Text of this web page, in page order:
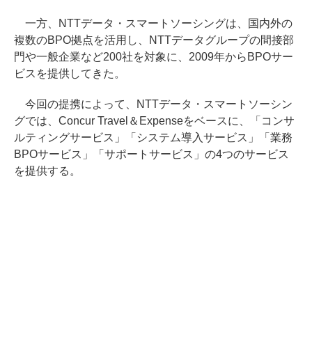
一方、NTTデータ・スマートソーシングは、国内外の
複数のBPO拠点を活用し、NTTデータグループの間接部
門や一般企業など200社を対象に、2009年からBPOサー
ビスを提供してきた。
今回の提携によって、NTTデータ・スマートソーシン
グでは、Concur Travel＆Expenseをベースに、「コンサ
ルティングサービス」「システム導入サービス」「業務
BPOサービス」「サポートサービス」の4つのサービス
を提供する。